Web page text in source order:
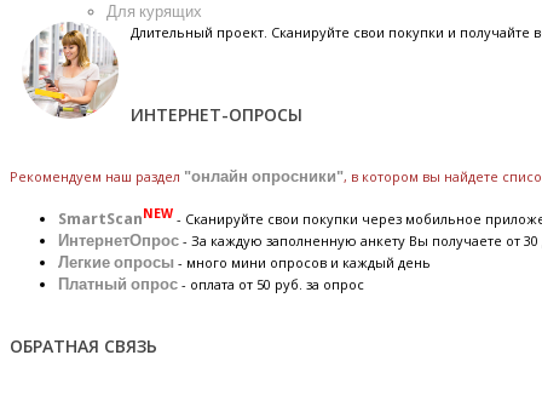
Для курящих
Длительный проект. Сканируйте свои покупки и
ИНТЕРНЕТ-ОПРОСЫ
Рекомендуем наш раздел "онлайн опросники", в котором вы найдете
SmartScan NEW - Сканируйте свои покупки через мобильное
ИнтернетОпрос - За каждую заполненную анкету Вы получаете от 30
Легкие опросы - много мини опросов и каждый день
Платный опрос - оплата от 50 руб. за опрос
ОБРАТНАЯ СВЯЗЬ